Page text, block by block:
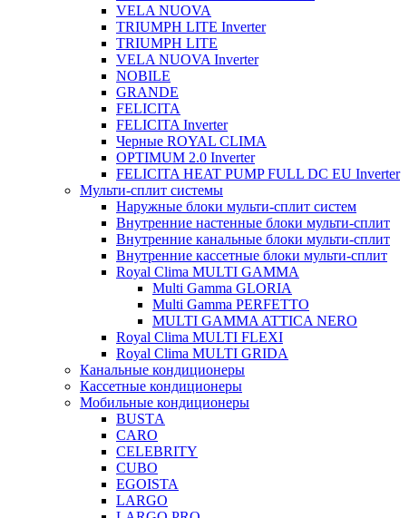
VELA NUOVA
TRIUMPH LITE Inverter
TRIUMPH LITE
VELA NUOVA Inverter
NOBILE
GRANDE
FELICITA
FELICITA Inverter
Черные ROYAL CLIMA
OPTIMUM 2.0 Inverter
FELICITA HEAT PUMP FULL DC EU Inverter
Мульти-сплит системы
Наружные блоки мульти-сплит систем
Внутренние настенные блоки мульти-сплит
Внутренние канальные блоки мульти-сплит
Внутренние кассетные блоки мульти-сплит
Royal Clima MULTI GAMMA
Multi Gamma GLORIA
Multi Gamma PERFETTO
MULTI GAMMA ATTICA NERO
Royal Clima MULTI FLEXI
Royal Clima MULTI GRIDA
Канальные кондиционеры
Кассетные кондиционеры
Мобильные кондиционеры
BUSTА
CARO
CELEBRITY
CUBO
EGOISTA
LARGO